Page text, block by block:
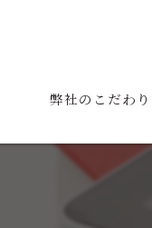
弊社のこだわり
代表挨拶